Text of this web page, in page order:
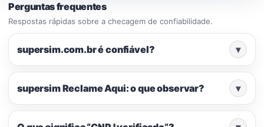
Perguntas frequentes
Respostas rápidas sobre a checagem de confiabilidade.
supersim.com.br é confiável? ▾
supersim Reclame Aqui: o que observar? ▾